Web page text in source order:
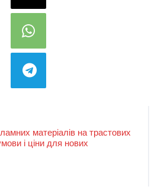
матеріалів на трастових
і ціни для нових